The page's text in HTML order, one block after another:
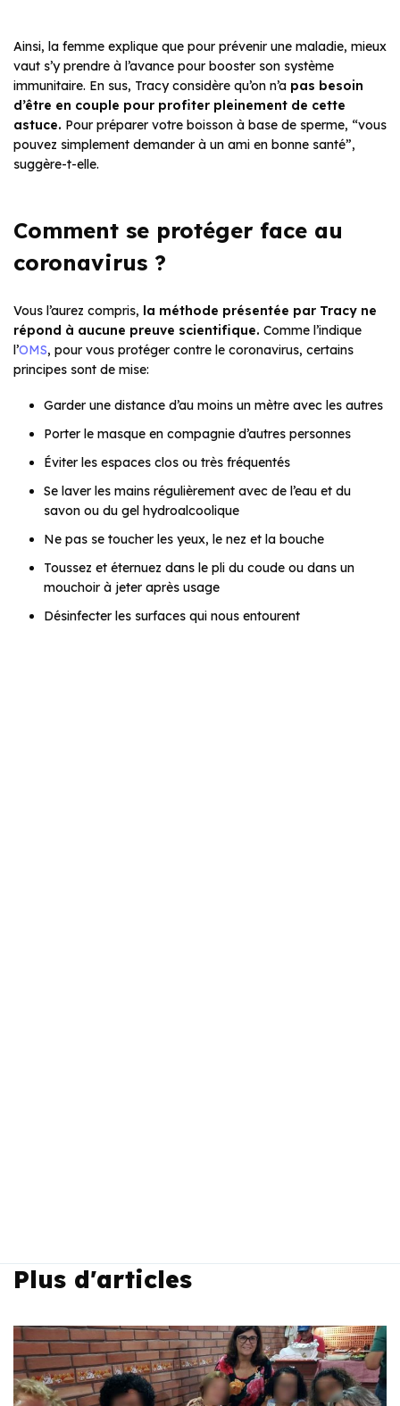
Ainsi, la femme explique que pour prévenir une maladie, mieux
vaut s’y prendre à l’avance pour booster son système
immunitaire. En sus, Tracy considère qu’on n’a pas besoin
d’être en couple pour profiter pleinement de cette
astuce. Pour préparer votre boisson à base de sperme, “vous
pouvez simplement demander à un ami en bonne santé”,
suggère-t-elle.
Comment se protéger face au
coronavirus ?
Vous l’aurez compris, la méthode présentée par Tracy ne
répond à aucune preuve scientifique. Comme l’indique
l’OMS, pour vous protéger contre le coronavirus, certains
principes sont de mise:
Garder une distance d’au moins un mètre avec les autres
Porter le masque en compagnie d’autres personnes
Éviter les espaces clos ou très fréquentés
Se laver les mains régulièrement avec de l’eau et du
savon ou du gel hydroalcoolique
Ne pas se toucher les yeux, le nez et la bouche
Toussez et éternuez dans le pli du coude ou dans un
mouchoir à jeter après usage
Désinfecter les surfaces qui nous entourent
Plus d'articles